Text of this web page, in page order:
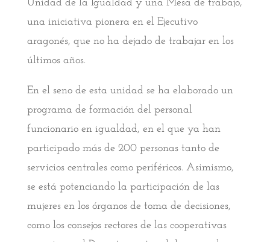
Unidad de la Igualdad y una Mesa de trabajo,
una iniciativa pionera en el Ejecutivo
aragonés, que no ha dejado de trabajar en los
últimos años.
En el seno de esta unidad se ha elaborado un
programa de formación del personal
funcionario en igualdad, en el que ya han
participado más de 200 personas tanto de
servicios centrales como periféricos. Asimismo,
se está potenciando la participación de las
mujeres en los órganos de toma de decisiones,
como los consejos rectores de las cooperativas